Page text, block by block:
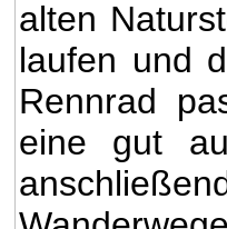
alten
laufen und
Rennrad
eine gut